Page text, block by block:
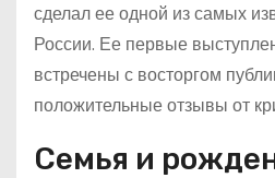
сделал ее одной из самых
России. Ее первые
встречены с восторгом
положительные отзывы от
Семья и